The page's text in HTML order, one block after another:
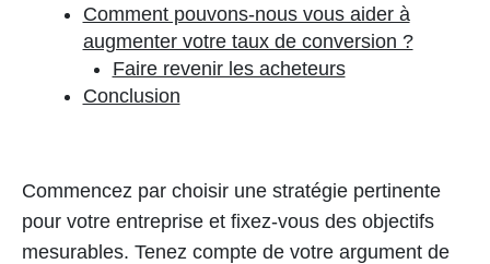
Comment pouvons-nous vous aider à
augmenter votre taux de conversion ?
Faire revenir les acheteurs
Conclusion
Commencez par choisir une stratégie pertinente
pour votre entreprise et fixez-vous des objectifs
mesurables. Tenez compte de votre argument de